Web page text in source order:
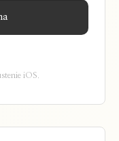
iOS.